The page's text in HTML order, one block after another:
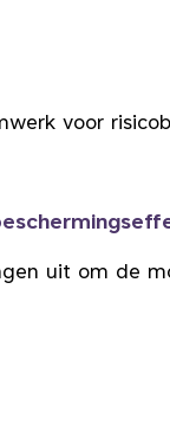
voor
uit om de